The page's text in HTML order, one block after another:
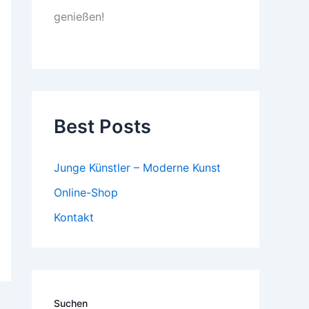
genießen!
Best Posts
Junge Künstler – Moderne Kunst
Online-Shop
Kontakt
Suchen